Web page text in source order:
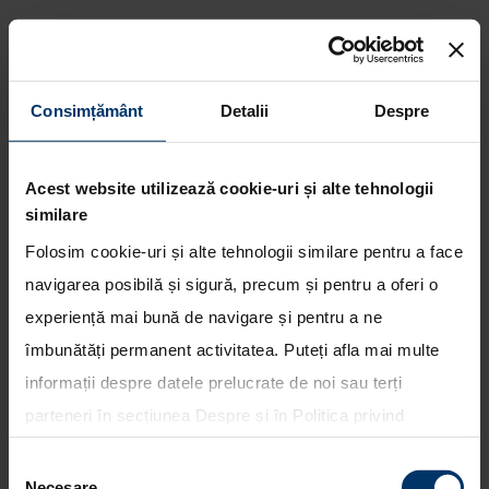
Consimțământ Detalii Despre
Acest website utilizează cookie-uri și alte tehnologii
similare
Folosim cookie-uri și alte tehnologii similare pentru a face
navigarea posibilă și sigură, precum și pentru a oferi o
experiență mai bună de navigare și pentru a ne
îmbunătăți permanent activitatea. Puteți afla mai multe
informații despre datele prelucrate de noi sau terți
parteneri în secțiunea Despre și în Politica privind
toate cookie-urile, una sau mai multe categorii sau să
Obiectiv atins pentru echipa
Hyundai Shell World Rally in
Raliul Frantei